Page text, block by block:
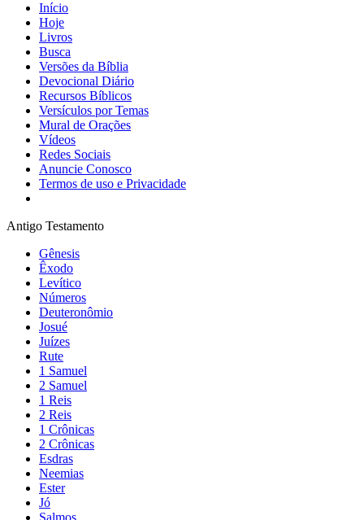
Início
Hoje
Livros
Busca
Versões da Bíblia
Devocional Diário
Recursos Bíblicos
Versículos por Temas
Mural de Orações
Vídeos
Redes Sociais
Anuncie Conosco
Termos de uso e Privacidade
Antigo Testamento
Gênesis
Êxodo
Levítico
Números
Deuteronômio
Josué
Juízes
Rute
1 Samuel
2 Samuel
1 Reis
2 Reis
1 Crônicas
2 Crônicas
Esdras
Neemias
Ester
Jó
Salmos